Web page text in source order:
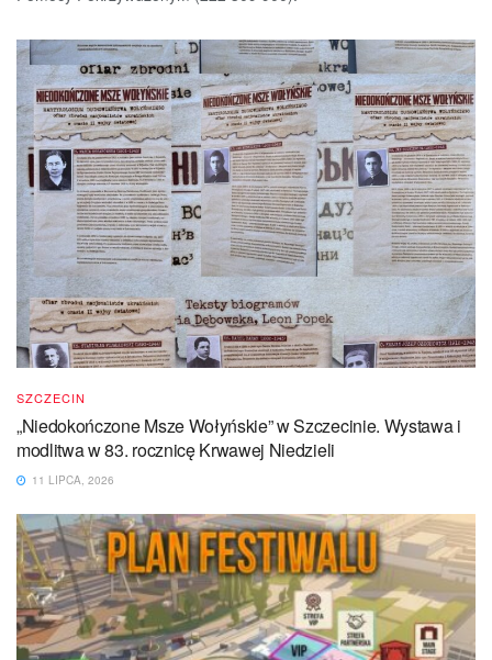
SZCZECIN
„Niedokończone Msze Wołyńskie” w Szczecinie. Wystawa i
modlitwa w 83. rocznicę Krwawej Niedzieli
11 LIPCA, 2026